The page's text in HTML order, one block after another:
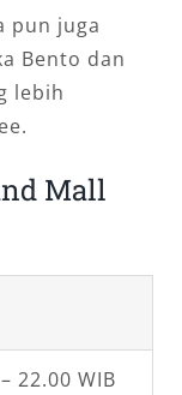
pun juga
Bento dan
lebih
Mall
22.00 WIB